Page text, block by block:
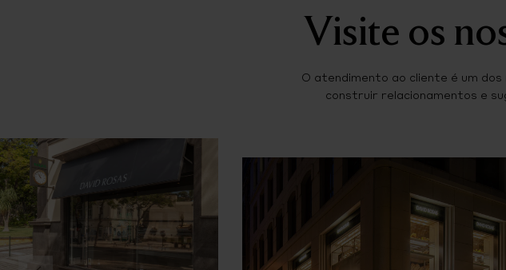
Visite os
O atendimento ao cliente é um
construir relacionamentos e